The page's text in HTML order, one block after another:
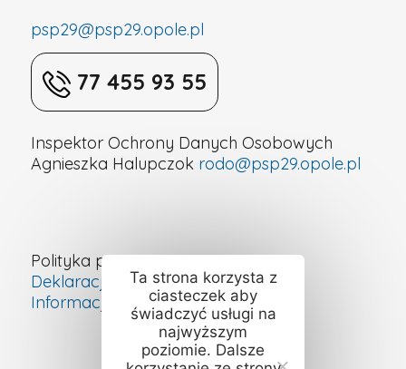
psp29@psp29.opole.pl
77 455 93 55
Inspektor Ochrony Danych Osobowych
Agnieszka Halupczok rodo@psp29.opole.pl
Polityka prywatności
Deklaracja dostępności cyfrowej
Informacje o szkole – ETR
Ta strona korzysta z
ciasteczek aby
świadczyć usługi na
najwyższym
poziomie. Dalsze